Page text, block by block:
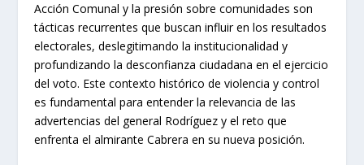
Acción Comunal y la presión sobre comunidades son
tácticas recurrentes que buscan influir en los resultados
electorales, deslegitimando la institucionalidad y
profundizando la desconfianza ciudadana en el ejercicio
del voto. Este contexto histórico de violencia y control
es fundamental para entender la relevancia de las
advertencias del general Rodríguez y el reto que
enfrenta el almirante Cabrera en su nueva posición.